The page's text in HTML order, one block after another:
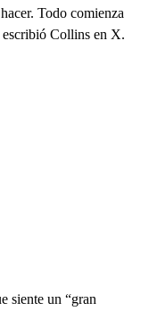
Todo comienza
escribió Collins en X.
siente un “gran